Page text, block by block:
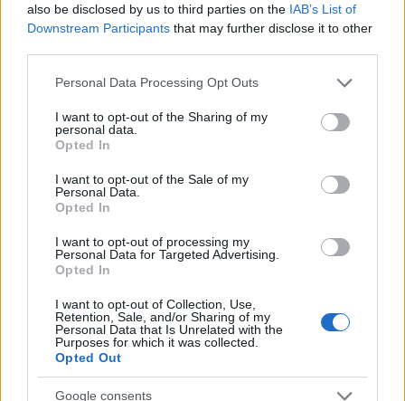
also be disclosed by us to third parties on the IAB’s List of
Downstream Participants that may further disclose it to other
Please note that this website/app uses one or more Google
not limited to your visit or usage behaviour. You may click to
grant or deny consent to Google and its third-party tags to
use your data for below specified purposes in below Google
consent section.
Personal Data Processing Opt Outs
I want to opt-out of the Sharing of my
personal data.
Opted In
I want to opt-out of the Sale of my
Personal Data.
Opted In
I want to opt-out of processing my
Personal Data for Targeted Advertising.
Opted In
I want to opt-out of Collection, Use,
Retention, Sale, and/or Sharing of my
Personal Data that Is Unrelated with the
Purposes for which it was collected.
Opted Out
Google consents